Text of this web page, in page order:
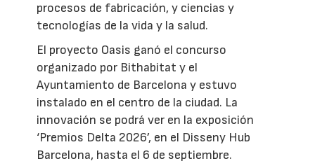
procesos de fabricación, y ciencias y
tecnologías de la vida y la salud.
El proyecto Oasis ganó el concurso
organizado por Bithabitat y el
Ayuntamiento de Barcelona y estuvo
instalado en el centro de la ciudad. La
innovación se podrá ver en la exposición
‘Premios Delta 2026’, en el Disseny Hub
Barcelona, hasta el 6 de septiembre.